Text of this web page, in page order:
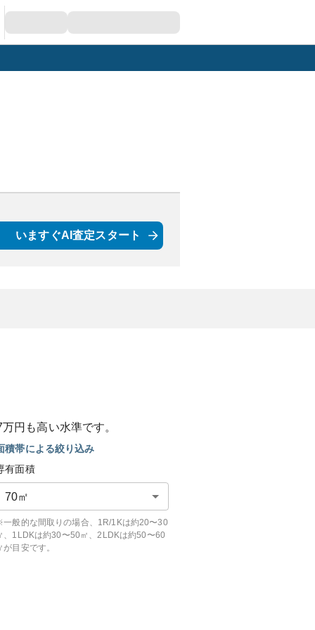
いますぐAI査定スタート
万円も高い水準です。
積帯による絞り込み
有面積
70㎡
般的な間取りの場合、1R/1Kは約20〜30
、1LDKは約30〜50㎡、2LDKは約50〜60
が目安です。